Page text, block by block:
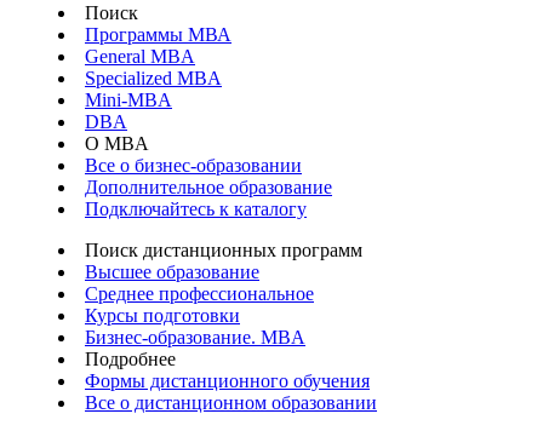
Поиск
Программы МВА
General MBA
Specialized MBA
Mini-MBA
DBA
О MBA
Все о бизнес-образовании
Дополнительное образование
Подключайтесь к каталогу
Поиск дистанционных программ
Высшее образование
Среднее профессиональное
Курсы подготовки
Бизнес-образование. MBA
Подробнее
Формы дистанционного обучения
Все о дистанционном образовании